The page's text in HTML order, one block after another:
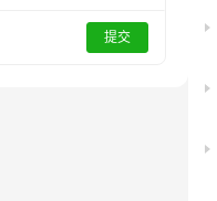
提交